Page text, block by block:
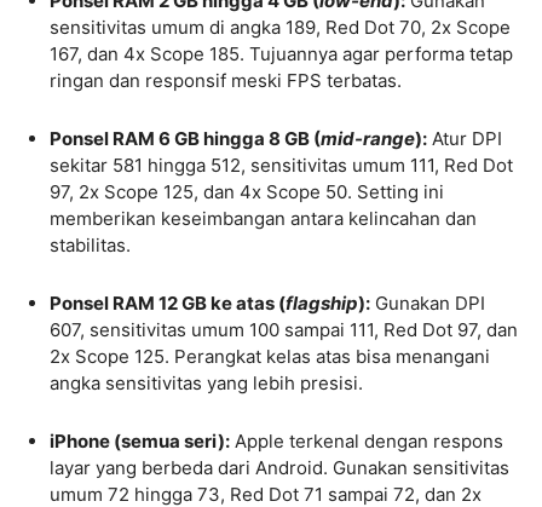
sensitivitas umum di angka 189, Red Dot 70, 2x Scope
167, dan 4x Scope 185. Tujuannya agar performa tetap
ringan dan responsif meski FPS terbatas.
Ponsel RAM 6 GB hingga 8 GB (mid-range): Atur DPI
sekitar 581 hingga 512, sensitivitas umum 111, Red Dot
97, 2x Scope 125, dan 4x Scope 50. Setting ini
memberikan keseimbangan antara kelincahan dan
stabilitas.
Ponsel RAM 12 GB ke atas (flagship): Gunakan DPI
607, sensitivitas umum 100 sampai 111, Red Dot 97, dan
2x Scope 125. Perangkat kelas atas bisa menangani
angka sensitivitas yang lebih presisi.
iPhone (semua seri): Apple terkenal dengan respons
layar yang berbeda dari Android. Gunakan sensitivitas
umum 72 hingga 73, Red Dot 71 sampai 72, dan 2x